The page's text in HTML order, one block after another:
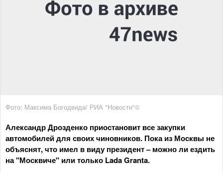
Фото: Максима Богодвида/ РИА "Новости"©
Александр Дрозденко приостановит все закупки
автомобилей для своих чиновников. Пока из Москвы не
объяснят, что имел в виду президент – можно ли ездить
на "Москвиче" или только LadaGranta.